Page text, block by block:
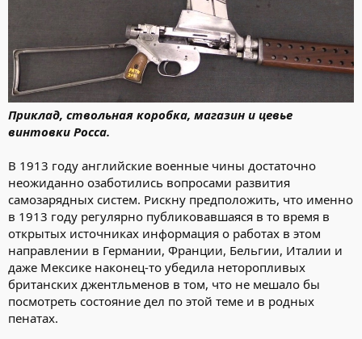
Приклад, ствольная коробка, магазин и цевье
винтовки Росса.
В 1913 году английские военные чины достаточно
неожиданно озаботились вопросами развития
самозарядных систем. Рискну предположить, что именно
в 1913 году регулярно публиковавшаяся в то время в
открытых источниках информация о работах в этом
направлении в Германии, Франции, Бельгии, Италии и
даже Мексике наконец-то убедила неторопливых
британских джентльменов в том, что не мешало бы
посмотреть состояние дел по этой теме и в родных
пенатах.